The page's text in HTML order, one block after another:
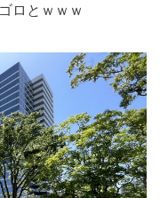
ロとｗｗｗ